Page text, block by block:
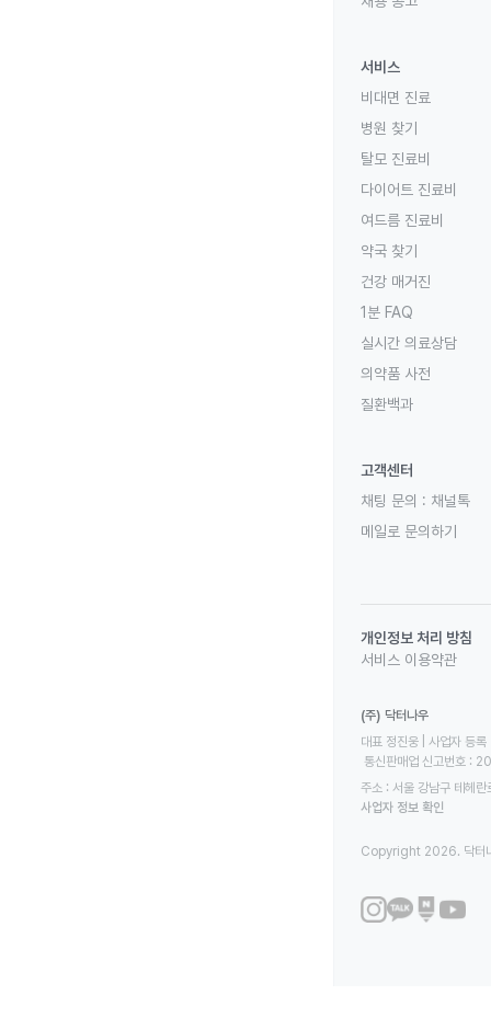
서비스
비대면 진료
병원 찾기
탈모 진료비
다이어트 진료비
여드름 진료비
약국 찾기
건강 매거진
1분 FAQ
실시간 의료상담
의약품 사전
질환백과
고객센터
채팅 문의 : 채널톡
메일로 문의하기
개인정보 처리 방침
서비스 이용약관
(주) 닥터나우
대표 정진웅 | 사업자
통신판매업 신고번호
주소 : 서울 강남구 테헤
사업자 정보 확인
Copyright 2026. 닥터